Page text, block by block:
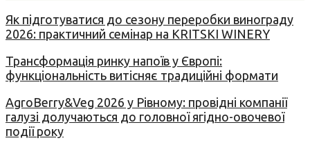
Як підготуватися до сезону переробки винограду
2026: практичний семінар на KRITSKI WINERY
Трансформація ринку напоїв у Європі:
функціональність витісняє традиційні формати
AgroBerry&Veg 2026 у Рівному: провідні компанії
галузі долучаються до головної ягідно-овочевої
події року